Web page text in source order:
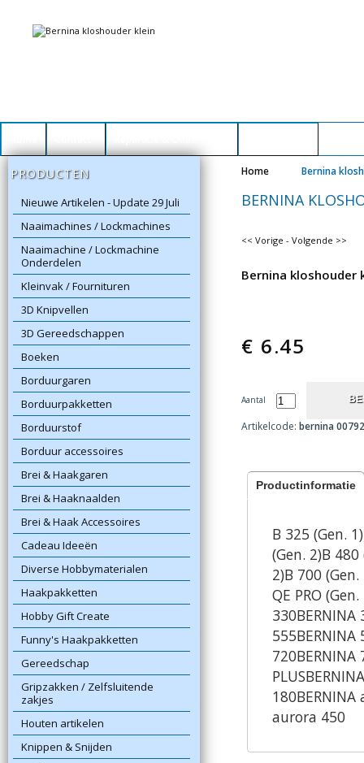
PRODUCTEN
Nieuwe Artikelen - Update 29 Juli
Naaimachines / Lockmachines
Naaimachine / Lockmachine
Onderdelen
Kleinvak / Fournituren
3D Knipvellen
3D Gereedschappen
Boeken
Borduurgaren
Borduurpakketten
Borduurstof
Borduur accessoires
Brei & Haakgaren
Brei & Haaknaalden
Brei & Haak Accessoires
Cadeau Ideeën
Diverse Hobbymaterialen
Haakpakketten
Hobby Gift Create
Funny's Haakpakketten
Gereedschap
Gripzakken / Zelfsluitende
zakjes
Houten artikelen
Knippen & Snijden
Home Bernina
BERNINA
<< Vorige - Volgende >>
Bernina kloshouder
€ 6.45
Aantal
Artikelcode: bernina
Productinformatie
B 325 (Gen.
(Gen. 2)B
2)B 700
QE PRO
330BERNINA
555BERNINA
720BERNINA
aurora 450